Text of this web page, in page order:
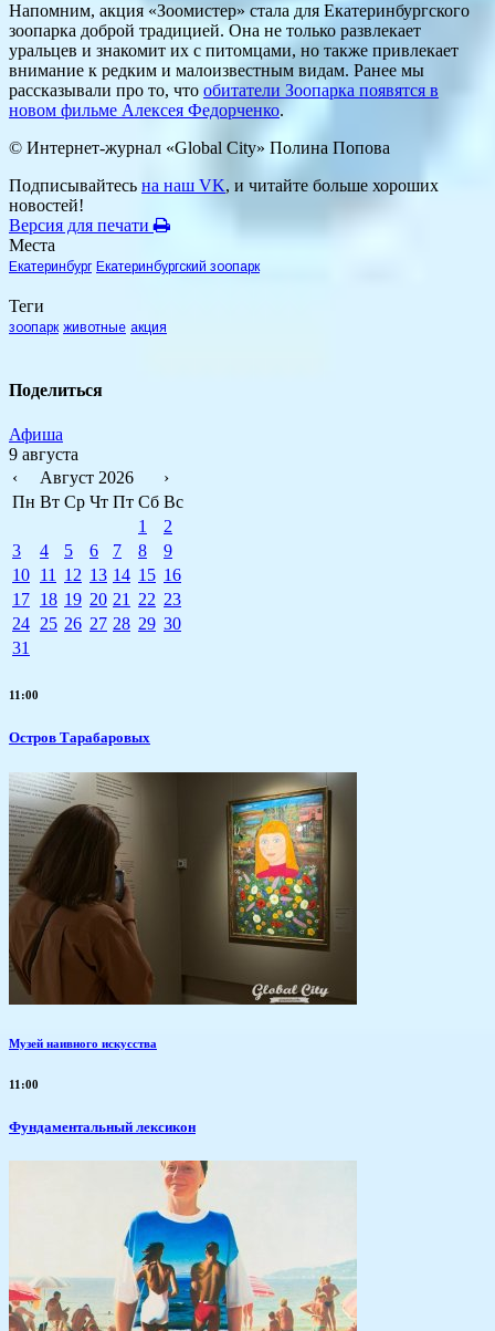
Напомним, акция «Зоомистер» стала для Екатеринбургского
зоопарка доброй традицией. Она не только развлекает
уральцев и знакомит их с питомцами, но также привлекает
внимание к редким и малоизвестным видам. Ранее мы
рассказывали про то, что обитатели Зоопарка появятся в
новом фильме Алексея Федорченко.
© Интернет-журнал «Global City» Полина Попова
Подписывайтесь на наш VK, и читайте больше хороших
новостей!
Версия для печати
Места
Екатеринбург Екатеринбургский зоопарк
Теги
зоопарк животные акция
Поделиться
Афиша
9 августа
‹
Август 2026
›
Пн Вт Ср Чт Пт Сб Вс
1
2
3
4 5 6 7 8
9
10 11 12 13 14 15 16
17 18 19 20 21 22 23
24 25 26 27 28 29 30
31
11:00
Остров Тарабаровых
Музей наивного искусства
11:00
Фундаментальный лексикон